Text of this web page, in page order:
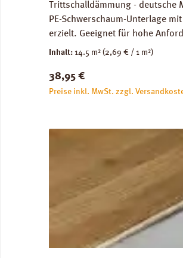
Trittschalldämmung - deutsche
PE-Schwerschaum-Unterlage
erzielt. Geeignet für hohe
genutze Flächen) und im
unbedenklich. Verfügbare
Inhalt: 14.5 m² (2,69 € / 1 m²)
Regulärer Preis:
38,95 €
Preise inkl. MwSt. zzgl.